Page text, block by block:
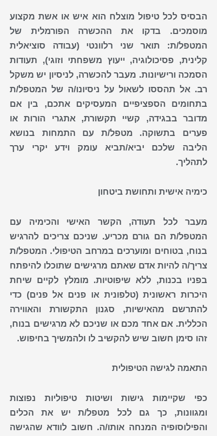
הבסיס לכל טיפול מוצלח הוא איש או אשת מקצוע
מוסמכים. בדקו את ההכשרה הפורמלית של
המטפל/ת: תואר שני רלוונטי (עבודה סוציאלית
קלינית, פסיכולוגיה, ייעוץ משפחתי וזוגי), תעודות
הסמכה ורישיונות. מעבר להכשרה, לניסיון יש משקל
רב. אל תהססו לשאול על ניסיונו/ה של המטפל/ת
בתחומים הספציפיים המעסיקים אתכם, בין אם
מדובר בבגידה, קשיי תקשורת, אתגרי הורות או
פערים בתשוקה. מטפל/ת עם התמחות בנושא
הליבה שלכם יביא/תביא עומק וידע יקרי ערך
לתהליך.
כימיה אישית ותחושת ביטחון
מעבר לכל תעודה, הקשר האישי והכימיה עם
המטפל/ת הם גורם מכריע. שניכם צריכים להרגיש
בנוח, בטוחים ומוערכים במרחב הטיפולי. המטפל/ת
צריך/ה להיות אדם שאתם מרגישים שתוכלו להיפתח
בפניו בכנות, ללא שיפוטיות. מומלץ לקיים שיחת
היכרות ראשונית (טלפונית או פנים אל פנים) כדי
להתרשם מהאישיות, סגנון התקשורת והאווירה
הכללית. אם אחד מכם או שניכם לא מרגישים בנוח,
זהו סימן חשוב שיש להקשיב לו ולהמשיך בחיפוש.
התאמה לגישה הטיפולית
כפי שקיימות גישות ושיטות טיפוליות נפוצות
ומגוונות, כך גם לכל מטפל/ת יש את הכלים
והפילוסופיה המנחה אותו/ה. חשוב לוודא שהגישה